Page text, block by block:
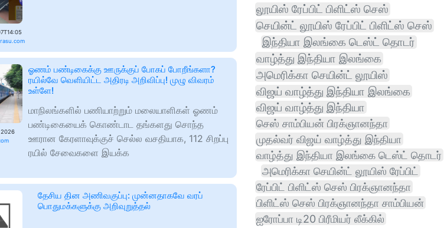
2026
ஓணம் பண்டிகைக்கு ஊருக்குப் போகப் போறீங்களா?
ரயில்வே வெளியிட்ட அதிரடி அறிவிப்பு! முழு விவரம்
உள்ளே!
மாநிலங்களில் பணியாற்றும் மலையாளிகள் ஓணம்
பண்டிகையைக் கொண்டாட தங்களது சொந்த
ஊரான கேரளாவுக்குச் செல்ல வசதியாக, 112 சிறப்பு
ரயில் சேவைகளை இயக்க
தேசிய தின அணிவகுப்பு: முன்னதாகவே வரப்
பொதுமக்களுக்கு அறிவுறுத்தல்
லூயிஸ் ரேப்பிட் பிளிட்ஸ் செஸ்
செயின்ட் லூயிஸ் ரேப்பிட் பிளிட்ஸ் செஸ்
இந்தியா இலங்கை டெஸ்ட் தொடர்
வாழ்த்து இந்தியா இலங்கை
அமெரிக்கா செயின்ட் லூயிஸ்
விஜய் வாழ்த்து இந்தியா இலங்கை
விஜய் வாழ்த்து இந்தியா
செஸ் சாம்பியன் பிரக்ஞானந்தா
முதல்வர் விஜய் வாழ்த்து இந்தியா
வாழ்த்து இந்தியா இலங்கை டெஸ்ட் தொடர்
அமெரிக்கா செயின்ட் லூயிஸ் ரேப்பிட்
ரேப்பிட் பிளிட்ஸ் செஸ் பிரக்ஞானந்தா
பிளிட்ஸ் செஸ் பிரக்ஞானந்தா சாம்பியன்
ஐரோப்பா டி20 பிரீமியர் லீக்கில்